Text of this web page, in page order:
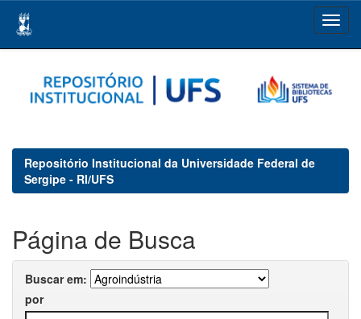
navigation
Repositório Institucional da Universidade Federal de
Sergipe - RI/UFS
Página de Busca
Buscar em:
por